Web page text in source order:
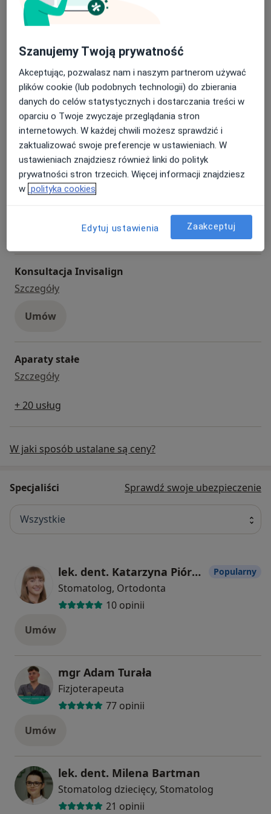
*Cena dotyczy wyłącznie pierwszorazowej
konsultacji ortodontycznej wraz z diagnostyką.
Konsultacja fizjoterapeutyczna
Szczegóły
Umów
Konsultacja ortodontyczna
99 zł
Szczegółykonsultacja ortodontyczna
Umów
Fizjoterapia stomatologiczna
Konsultacja Invisalign
SzczegółyKonsultacja Invisalign
Umów
Aparaty stałe
Szczegółyaparaty stałe
+ 20 usług
W jaki sposób ustalane są ceny?
Specjaliści Sprawdź swoje ubezpieczenie
Wszystkie
lek. dent. Katarzyna Piórkowska
Stomatolog, Ortodonta
10 opinii
Popularny
Umów
mgr Adam Turała
Fizjoterapeuta
77 opinii
Umów
lek. dent. Milena Bartman
Stomatolog dziecięcy, Stomatolog
21 opinii
Szanujemy Twoją prywatność
Akceptując, pozwalasz nam i naszym partnerom używać
plików cookie (lub podobnych technologii) do zbierania
danych do celów statystycznych i dostarczania treści w
oparciu o Twoje zwyczaje przeglądania stron
internetowych. W każdej chwili możesz sprawdzić i
zaktualizować swoje preferencje w ustawieniach. W
ustawieniach znajdziesz również linki do polityk
prywatności stron trzecich. Więcej informacji znajdziesz
w polityka cookies
Edytuj ustawienia Zaakceptuj